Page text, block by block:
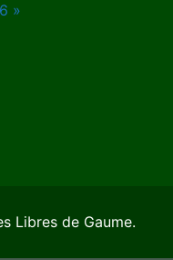
»
Libres de Gaume.